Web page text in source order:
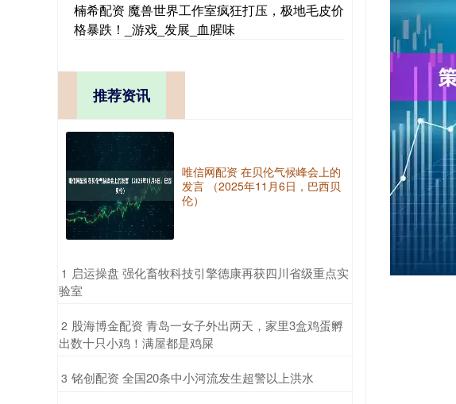
楠希配资 魔兽世界工作室疯狂打压，极地毛皮价
格暴跌！_游戏_发展_血腥味
推荐资讯
唯信网配资 在贝伦气候峰会上的
发言 （2025年11月6日，巴西贝
伦）
1 ​启运操盘 强化畜牧科技引擎德康再获四川省级重点实
验室
2 ​股海博金配资 青岛一女子外出两天，家里3盒鸡蛋孵
出数十只小鸡！满屋都是鸡屎
3 ​铭创配资 全国20条中小河流发生超警以上洪水